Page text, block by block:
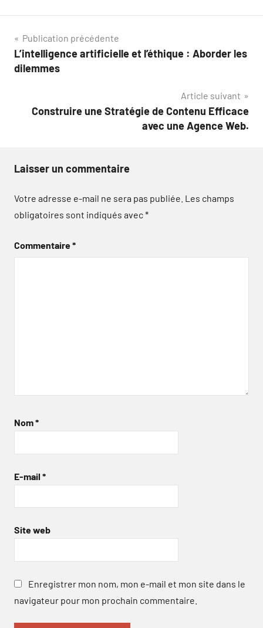
Navigation
de
Publication précédente
L’intelligence artificielle et l’éthique : Aborder les
dilemmes
Article suivant
Construire une Stratégie de Contenu Efficace
avec une Agence Web.
Laisser un commentaire
Votre adresse e-mail ne sera pas publiée. Les champs
obligatoires sont indiqués avec*
Commentaire*
Nom*
E-mail *
Site web
Enregistrer mon nom, mon e-mail et mon site dans le
navigateur pour mon prochain commentaire.